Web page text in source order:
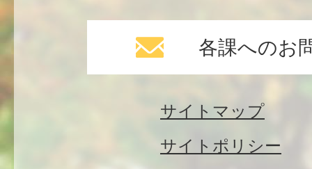
各課へのお
サイトマップ
サイトポリシー